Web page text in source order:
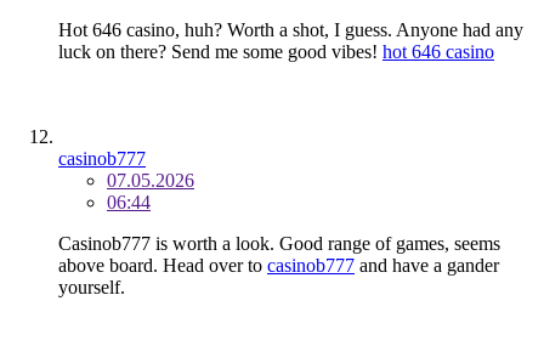
Hot 646 casino, huh? Worth a shot, I guess. Anyone had any
luck on there? Send me some good vibes! hot 646 casino
casinob777
07.05.2026
06:44
Casinob777 is worth a look. Good range of games, seems
above board. Head over to casinob777 and have a gander
yourself.